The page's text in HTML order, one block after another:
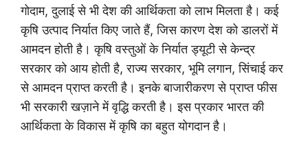
गोदाम, दुलाई से भी देश की आर्थिकता को लाभ मिलता है। कई
कृषि उत्पाद निर्यात किए जाते हैं, जिस कारण देश को डालरों में
आमदन होती है। कृषि वस्तुओं के निर्यात ड्यूटी से केन्द्र
सरकार को आय होती है, राज्य सरकार, भूमि लगान, सिंचाई कर
से आमदन प्राप्त करती है। इनके बाजारीकरण से प्राप्त फीस
भी सरकारी खज़ाने में वृद्धि करती है। इस प्रकार भारत की
आर्थिकता के विकास में कृषि का बहुत योगदान है।